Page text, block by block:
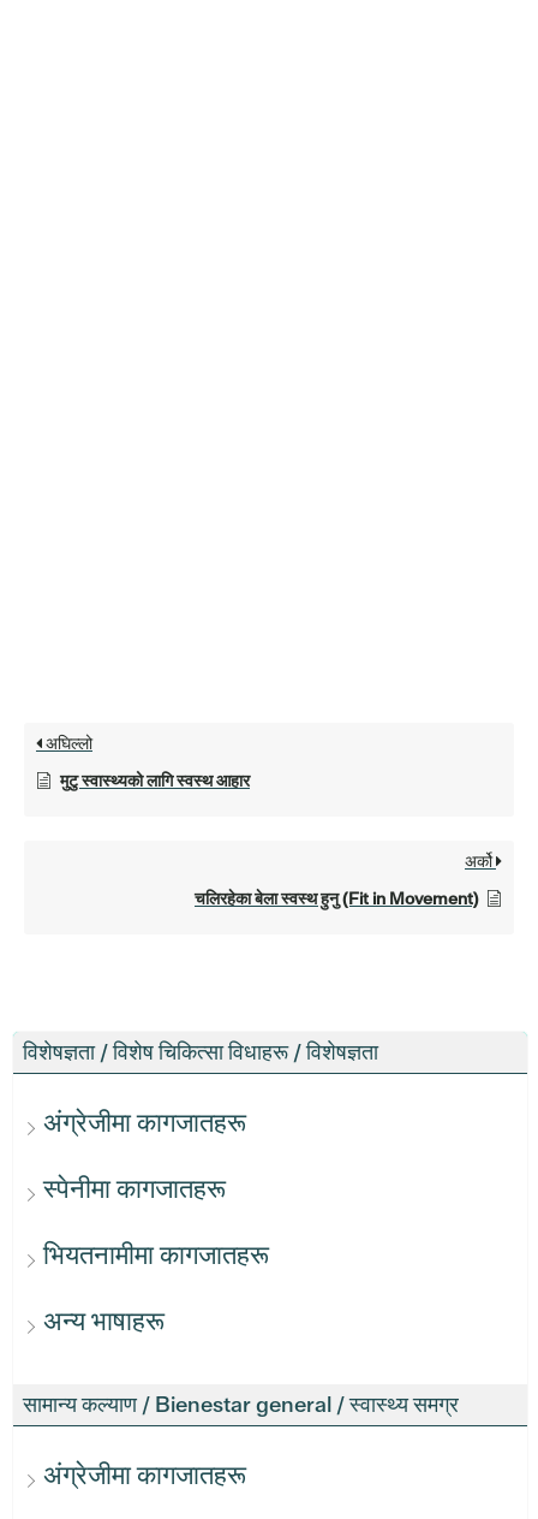
विशेषज्ञता / विशेष चिकित्सा विधाहरू / विशेषज्ञता
अंग्रेजीमा कागजातहरू
स्पेनीमा कागजातहरू
भियतनामीमा कागजातहरू
अन्य भाषाहरू
सामान्य कल्याण / Bienestar general / स्वास्थ्य समग्र
अंग्रेजीमा कागजातहरू
अघिल्लो
मुटु स्वास्थ्यको लागि स्वस्थ आहार
अर्को
चलिरहेका बेला स्वस्थ हुनु (Fit in Movement)